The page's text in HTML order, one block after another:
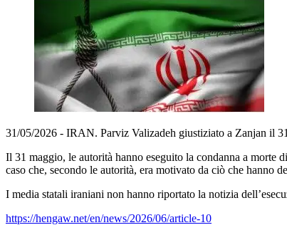
31/05/2026 - IRAN. Parviz Valizadeh giustiziato a Zanjan il
Il 31 maggio, le autorità hanno eseguito la condanna a morte
caso che, secondo le autorità, era motivato da ciò che hanno
I media statali iraniani non hanno riportato la notizia
https://hengaw.net/en/news/2026/06/article-10